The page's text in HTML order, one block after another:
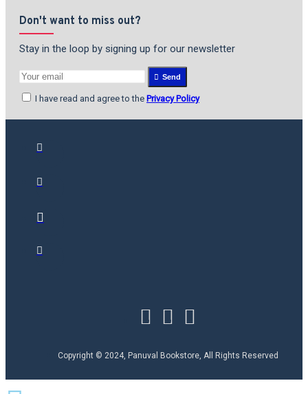
Don't want to miss out?
Stay in the loop by signing up for our newsletter
Send
I have read and agree to the Privacy Policy
Copyright © 2024, Panuval Bookstore, All Rights Reserved